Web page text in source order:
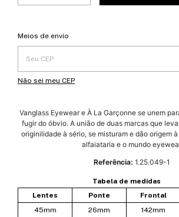
Entregas para o CEP:
Meios de envio
Não sei meu CEP
Vanglass Eyewear e À La Garçonne se unem
fugir do óbvio. A união de duas marcas que
originilidade à sério, se misturam e dão origem
alfaiataria e o mundo
Referência: 1.25.049-1
Tabela de medidas
Lentes
Ponte Frontal
45mm
26mm 142mm